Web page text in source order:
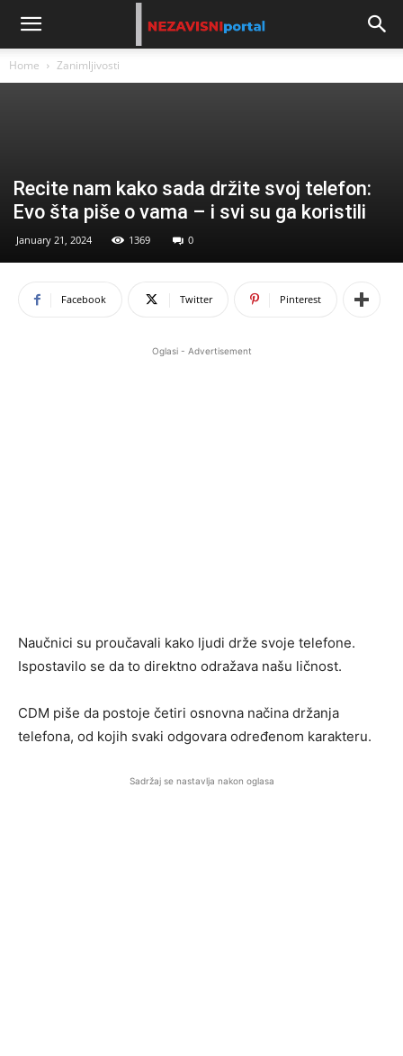
Home Zanimljivosti
Recite nam kako sada držite svoj telefon:
Evo šta piše o vama – i svi su ga koristili
January 21, 2024 1369 0
Facebook Twitter Pinterest
Oglasi - Advertisement
Naučnici su proučavali kako ljudi drže svoje telefone.
Ispostavilo se da to direktno odražava našu ličnost.
CDM piše da postoje četiri osnovna načina držanja
telefona, od kojih svaki odgovara određenom karakteru.
Sadržaj se nastavlja nakon oglasa